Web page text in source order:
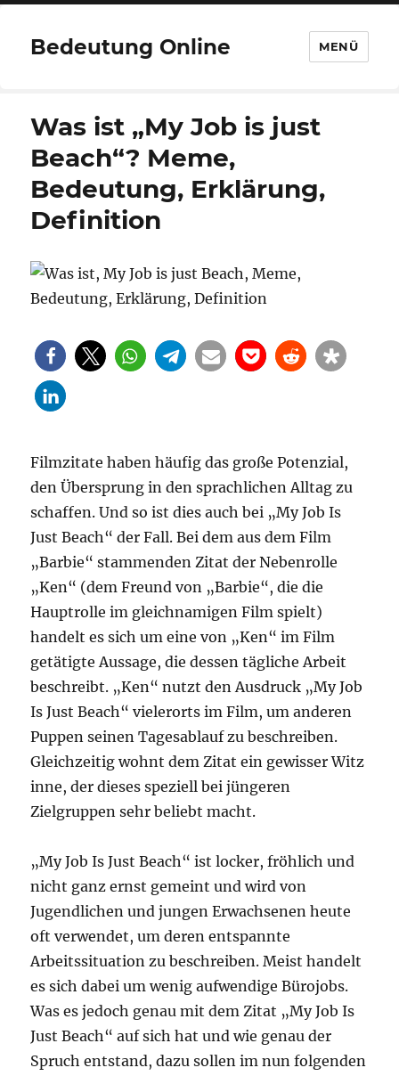
Bedeutung Online MENÜ
Was ist „My Job is just
Beach“? Meme,
Bedeutung, Erklärung,
Definition
Filmzitate haben häufig das große Potenzial,
den Übersprung in den sprachlichen Alltag zu
schaffen. Und so ist dies auch bei „My Job Is
Just Beach“ der Fall. Bei dem aus dem Film
„Barbie“ stammenden Zitat der Nebenrolle
„Ken“ (dem Freund von „Barbie“, die die
Hauptrolle im gleichnamigen Film spielt)
handelt es sich um eine von „Ken“ im Film
getätigte Aussage, die dessen tägliche Arbeit
beschreibt. „Ken“ nutzt den Ausdruck „My Job
Is Just Beach“ vielerorts im Film, um anderen
Puppen seinen Tagesablauf zu beschreiben.
Gleichzeitig wohnt dem Zitat ein gewisser Witz
inne, der dieses speziell bei jüngeren
Zielgruppen sehr beliebt macht.
„My Job Is Just Beach“ ist locker, fröhlich und
nicht ganz ernst gemeint und wird von
Jugendlichen und jungen Erwachsenen heute
oft verwendet, um deren entspannte
Arbeitssituation zu beschreiben. Meist handelt
es sich dabei um wenig aufwendige Bürojobs.
Was es jedoch genau mit dem Zitat „My Job Is
Just Beach“ auf sich hat und wie genau der
Spruch entstand, dazu sollen im nun folgenden